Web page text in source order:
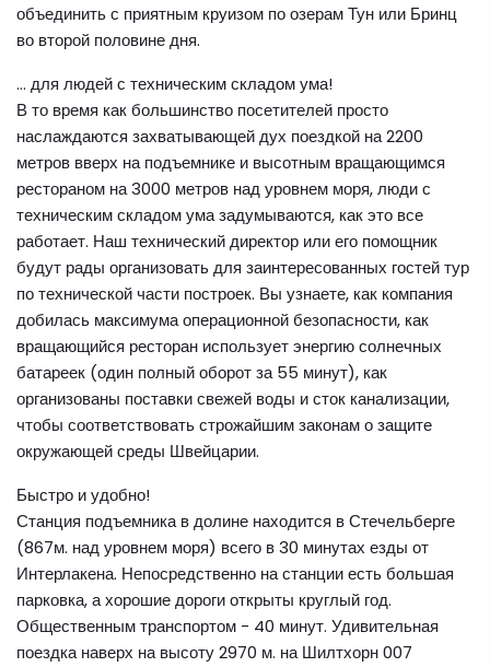
объединить с приятным круизом по озерам Тун или Бринц
во второй половине дня.
... для людей с техническим складом ума!
В то время как большинство посетителей просто
наслаждаются захватывающей дух поездкой на 2200
метров вверх на подъемнике и высотным вращающимся
рестораном на 3000 метров над уровнем моря, люди с
техническим складом ума задумываются, как это все
работает. Наш технический директор или его помощник
будут рады организовать для заинтересованных гостей тур
по технической части построек. Вы узнаете, как компания
добилась максимума операционной безопасности, как
вращающийся ресторан использует энергию солнечных
батареек (один полный оборот за 55 минут), как
организованы поставки свежей воды и сток канализации,
чтобы соответствовать строжайшим законам о защите
окружающей среды Швейцарии.
Быстро и удобно!
Станция подъемника в долине находится в Стечельберге
(867м. над уровнем моря) всего в 30 минутах езды от
Интерлакена. Непосредственно на станции есть большая
парковка, а хорошие дороги открыты круглый год.
Общественным транспортом - 40 минут. Удивительная
поездка наверх на высоту 2970 м. на Шилтхорн 007